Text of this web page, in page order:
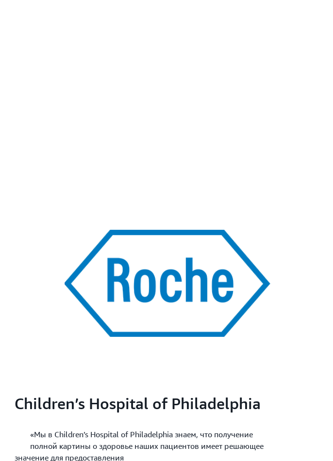
Children’s Hospital of Philadelphia
«Мы в Children’s Hospital of Philadelphia знаем, что получение
полной картины о здоровье наших пациентов имеет решающее
значение для предоставления